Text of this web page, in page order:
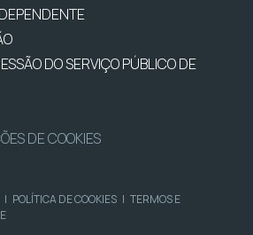
DO SERVIÇO PÚBLICO DE
DE COOKIES
| POLÍTICA DE COOKIES | TERMOS E